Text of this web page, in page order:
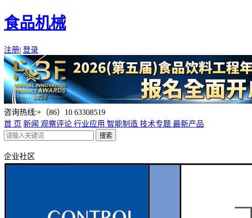
食品机械
注册| 登录
咨询热线:+（86）10 63308519
首 页 新闻 观察评论 行业应用 智能制造 技术专题 最新产品
企业社区